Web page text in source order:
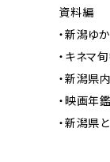
資料編
・新潟ゆ
・キネマ
・新潟県
・映画年
・新潟県